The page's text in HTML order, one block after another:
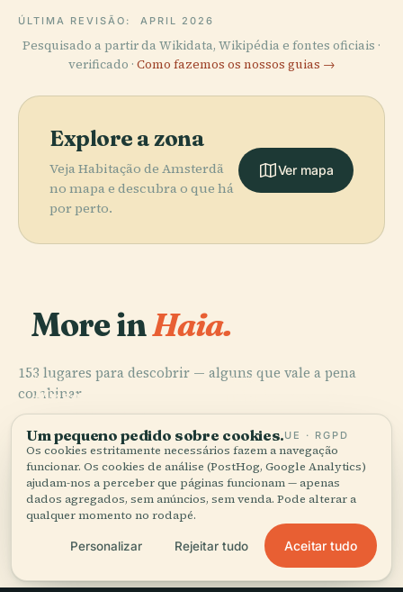
ÚLTIMA REVISÃO: APRIL 2026
Pesquisado a partir da Wikidata, Wikipédia e fontes oficiais ·
verificado · Como fazemos os nossos guias →
Explore a zona
Veja Habitação de Amsterdã
no mapa e descubra o que há
por perto.
Ver mapa
More inHaia.
153 lugares para descobrir — alguns que vale a pena
combinar.
PLACE
Binnenhof Palácio da Paz
PLACE
Museu
Municipal de
Haia
PLACE
dos Países
Baixos
Todos os 153 lugares em Haia
Um pequeno pedido sobre cookies.UE · RGPD
Os cookies estritamente necessários fazem a navegação
funcionar. Os cookies de análise (PostHog, Google Analytics)
ajudam-nos a perceber que páginas funcionam — apenas
dados agregados, sem anúncios, sem venda. Pode alterar a
qualquer momento no rodapé.
Personalizar Rejeitar tudo Aceitar tudo